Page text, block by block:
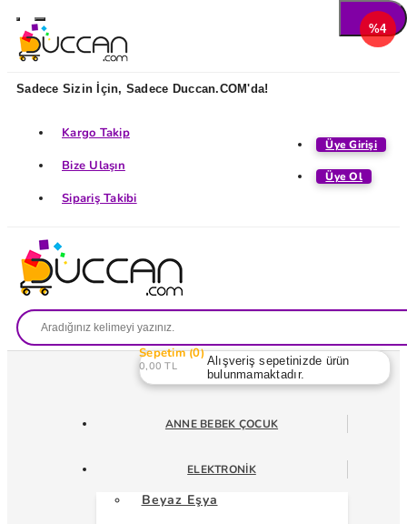
Sadece Sizin İçin, Sadece Duccan.COM'da!
Üye Girişi
Üye Ol
Kargo Takip
Bize Ulaşın
Sipariş Takibi
Sepetim 0
0,00 TL
Alışveriş sepetinizde ürün
bulunmamaktadır.
ANNE BEBEK ÇOCUK
ELEKTRONIK
Beyaz Eşya
%4